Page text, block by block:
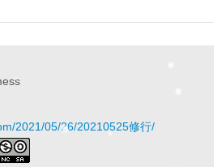
2021/05/26/20210525修行/